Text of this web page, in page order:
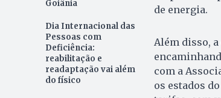
Goiânia
Dia Internacional das
Pessoas com
Deficiência:
reabilitação e
readaptação vai além
do físico
de energia.
Além disso,
com a
os estados